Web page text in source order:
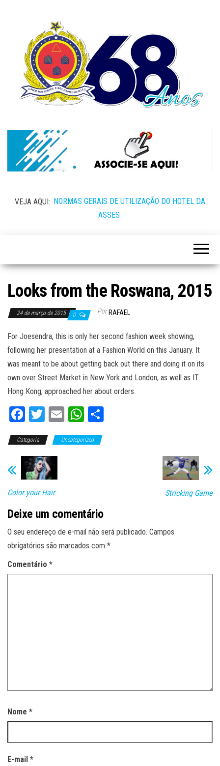
VEJA AQUI: NORMAS GERAIS DE UTILIZAÇÃO DO HOTEL DA
ASSES
Looks from the Roswana, 2015
24 de março de 2015 0 Por RAFAEL
For Joesendra, this is only her second fashion week showing,
following her presentation at a Fashion World on this January. It
was meant to be about getting back out there and doing it on its
own over Street Market in New York and London, as well as IT
Hong Kong, approached her about orders.
Fa
bo
ok
T
tt
er
E
ail
W
ts
Categoria Uncategorized
Color your Hair Stricking Game
Deixe um comentário
O seu endereço de e-mail não será publicado. Campos
obrigatórios são marcados com *
Comentário *
Nome *
E-mail *